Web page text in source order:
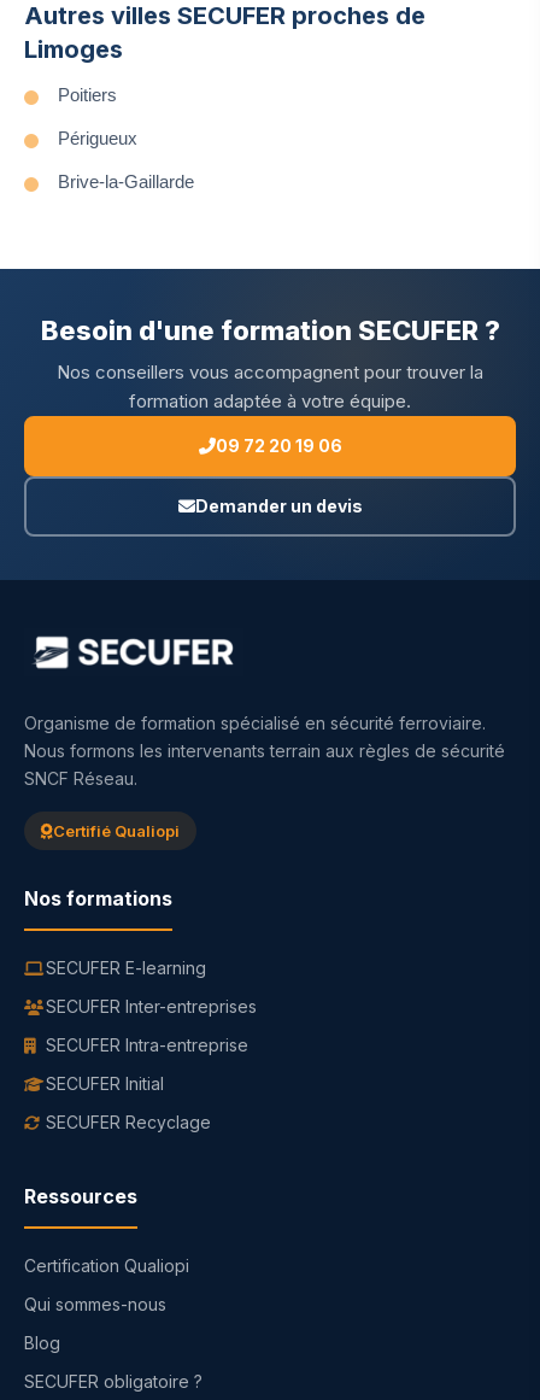
Autres villes SECUFER proches de
Limoges
Poitiers
Périgueux
Brive-la-Gaillarde
Besoin d'une formation SECUFER ?
Nos conseillers vous accompagnent pour trouver la
formation adaptée à votre équipe.
09 72 20 19 06
Demander un devis
Organisme de formation spécialisé en sécurité ferroviaire.
Nous formons les intervenants terrain aux règles de sécurité
SNCF Réseau.
Certifié Qualiopi
Nos formations
SECUFER E-learning
SECUFER Inter-entreprises
SECUFER Intra-entreprise
SECUFER Initial
SECUFER Recyclage
Ressources
Certification Qualiopi
Qui sommes-nous
Blog
SECUFER obligatoire ?